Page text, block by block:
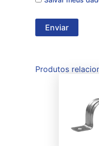
Produtos